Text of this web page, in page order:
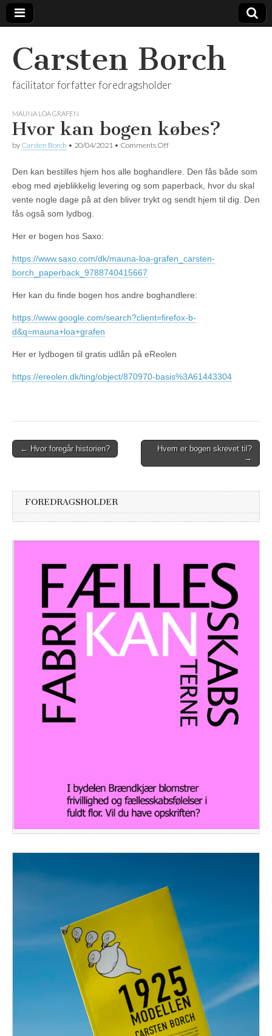
Carsten Borch
facilitator forfatter foredragsholder
MAUNA LOA GRAFEN
Hvor kan bogen købes?
by Carsten Borch • 20/04/2021 • Comments Offon
bogen
købes?
Den kan bestilles hjem hos alle boghandlere. Den fås både som
ebog med øjeblikkelig levering og som paperback, hvor du skal
vente nogle dage på at den bliver trykt og sendt hjem til dig. Den
fås også som lydbog.
Her er bogen hos Saxo:
https://www.saxo.com/dk/mauna-loa-grafen_carsten-
borch_paperback_9788740415667
Her kan du finde bogen hos andre boghandlere:
https://www.google.com/search?client=firefox-b-
d&q=mauna+loa+grafen
Her er lydbogen til gratis udlån på eReolen
https://ereolen.dk/ting/object/870970-basis%3A61443304
Post
← Hvor foregår historien?
Hvem er bogen skrevet til?
→
FOREDRAGSHOLDER